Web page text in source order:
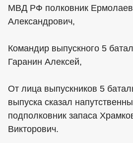
МВД РФ полковник
Александрович,
Командир выпускного 5
Гаранин Алексей,
От лица выпускников 5
выпуска сказал
подполковник запаса
Викторович.